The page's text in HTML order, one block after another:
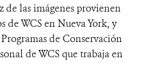
de las imágenes provienen
de WCS en Nueva York, y
de Conservación
de WCS que trabaja en